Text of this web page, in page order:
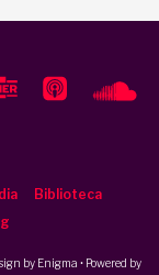
Biblioteca
by Enigma • Powered by